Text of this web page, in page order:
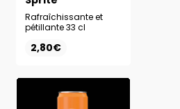
Rafraîchissante et
pétillante 33 cl
2,80€